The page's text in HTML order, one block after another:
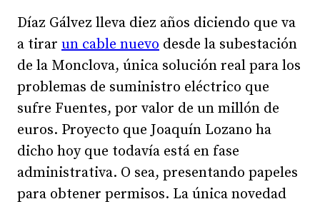
Díaz Gálvez lleva diez años diciendo que va
a tirar un cable nuevo desde la subestación
de la Monclova, única solución real para los
problemas de suministro eléctrico que
sufre Fuentes, por valor de un millón de
euros. Proyecto que Joaquín Lozano ha
dicho hoy que todavía está en fase
administrativa. O sea, presentando papeles
para obtener permisos. La única novedad